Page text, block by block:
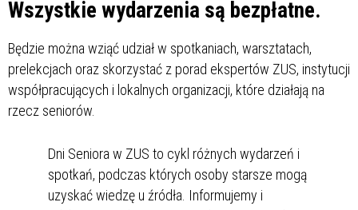
Wszystkie wydarzenia są bezpłatne.
Będzie można wziąć udział w spotkaniach, warsztatach,
prelekcjach oraz skorzystać z porad ekspertów ZUS, instytucji
współpracujących i lokalnych organizacji, które działają na
rzecz seniorów.
Dni Seniora w ZUS to cykl różnych wydarzeń i
spotkań, podczas których osoby starsze mogą
uzyskać wiedzę u źródła. Informujemy i